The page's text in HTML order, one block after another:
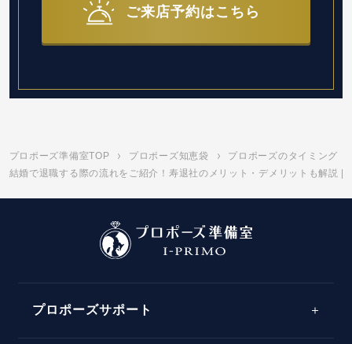
ご来店予約はこちら
プロポーズ準備室TOP プロポーズ知恵袋
プロポーズのタイミング
結婚で退職する際の流れをご紹介！寿退社のメリット・デメリットも解説 |
プロポーズサポート